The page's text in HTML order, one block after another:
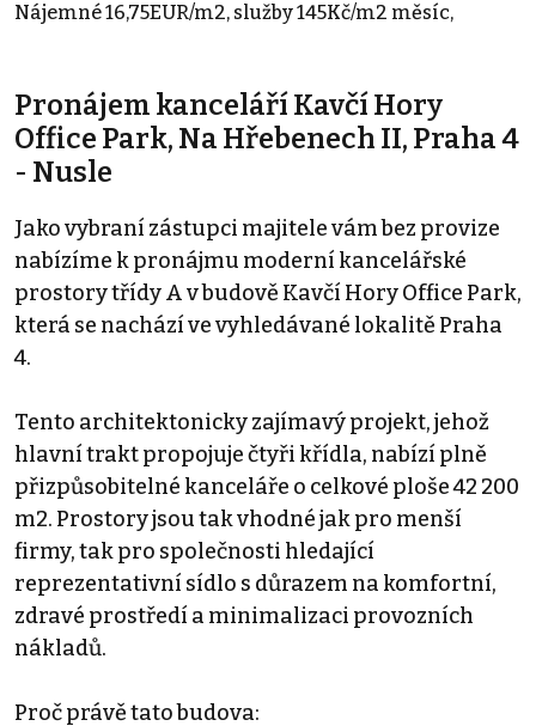
Nájemné 16,75EUR/m2, služby 145Kč/m2 měsíc,
Pronájem kanceláří Kavčí Hory
Office Park, Na Hřebenech II, Praha 4
- Nusle
Jako vybraní zástupci majitele vám bez provize
nabízíme k pronájmu moderní kancelářské
prostory třídy A v budově Kavčí Hory Office Park,
která se nachází ve vyhledávané lokalitě Praha
4.
Tento architektonicky zajímavý projekt, jehož
hlavní trakt propojuje čtyři křídla, nabízí plně
přizpůsobitelné kanceláře o celkové ploše 42 200
m2. Prostory jsou tak vhodné jak pro menší
firmy, tak pro společnosti hledající
reprezentativní sídlo s důrazem na komfortní,
zdravé prostředí a minimalizaci provozních
nákladů.
Proč právě tato budova: